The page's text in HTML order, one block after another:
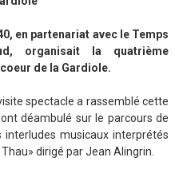
en partenariat avec le Temps
organisait la quatrième
de la Gardiole.
spectacle a rassemblé cette
déambulé sur le parcours de
musicaux interprétés
dirigé par Jean Alingrin.